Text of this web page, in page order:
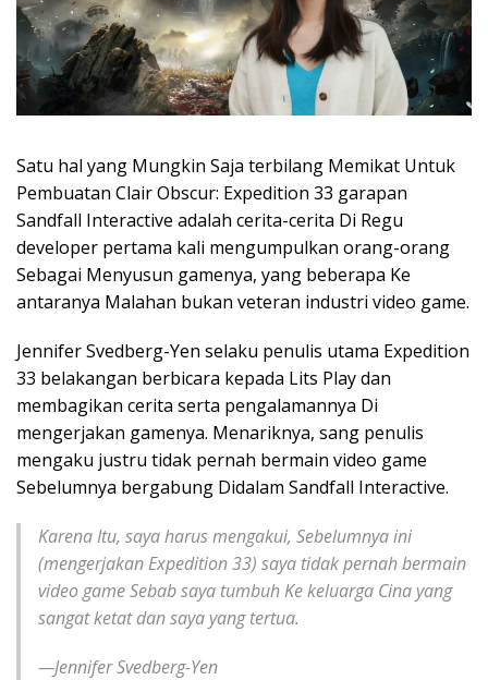
Satu hal yang Mungkin Saja terbilang Memikat Untuk
Pembuatan Clair Obscur: Expedition 33 garapan
Sandfall Interactive adalah cerita-cerita Di Regu
developer pertama kali mengumpulkan orang-orang
Sebagai Menyusun gamenya, yang beberapa Ke
antaranya Malahan bukan veteran industri video game.
Jennifer Svedberg-Yen selaku penulis utama Expedition
33 belakangan berbicara kepada Lits Play dan
membagikan cerita serta pengalamannya Di
mengerjakan gamenya. Menariknya, sang penulis
mengaku justru tidak pernah bermain video game
Sebelumnya bergabung Didalam Sandfall Interactive.
Karena Itu, saya harus mengakui, Sebelumnya ini
(mengerjakan Expedition 33) saya tidak pernah bermain
video game Sebab saya tumbuh Ke keluarga Cina yang
sangat ketat dan saya yang tertua.
—Jennifer Svedberg-Yen